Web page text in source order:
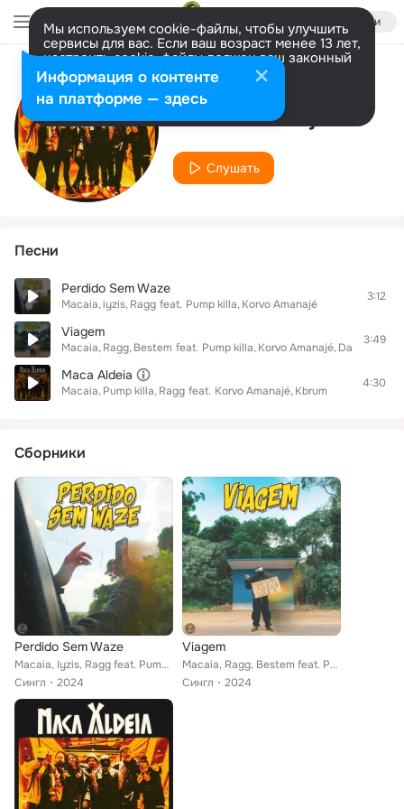
Войти
Мы используем cookie-файлы, чтобы улучшить
сервисы для вас. Если ваш возраст менее 13 лет,
настроить cookie-файлы должен ваш законный
представитель. Больше информации
Разрешить все Настроить
Исполнитель
Korvo Amanajé
Слушать
Песни
Perdido Sem Waze
Macaia iyzis Ragg feat. Pump killa Korvo Amanajé
3:12
Viagem
Macaia Ragg Bestem feat. Pump killa Korvo Amanajé DasVielas
3:49
Maca Aldeia
Macaia Pump killa Ragg feat. Korvo Amanajé Kbrum
4:30
Сборники
Perdido Sem Waze
Macaia, Iyzis, Ragg feat. Pump Killa, Korvo Amanajé
Сингл
2024
Viagem
Macaia, Ragg, Bestem feat. Pump Killa, Korvo Amanajé, DASVIELAS
Сингл
2024
Информация о контенте
на платформе — здесь